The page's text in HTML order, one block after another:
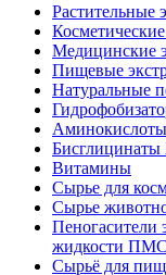
Растительные
Медицинские
Пищевые
Натуральные
Аминокислоты
Бисглицинаты
Витамины
Сырье для
Сырье
Пеногасители
жидкости ПМС
Сырьё для